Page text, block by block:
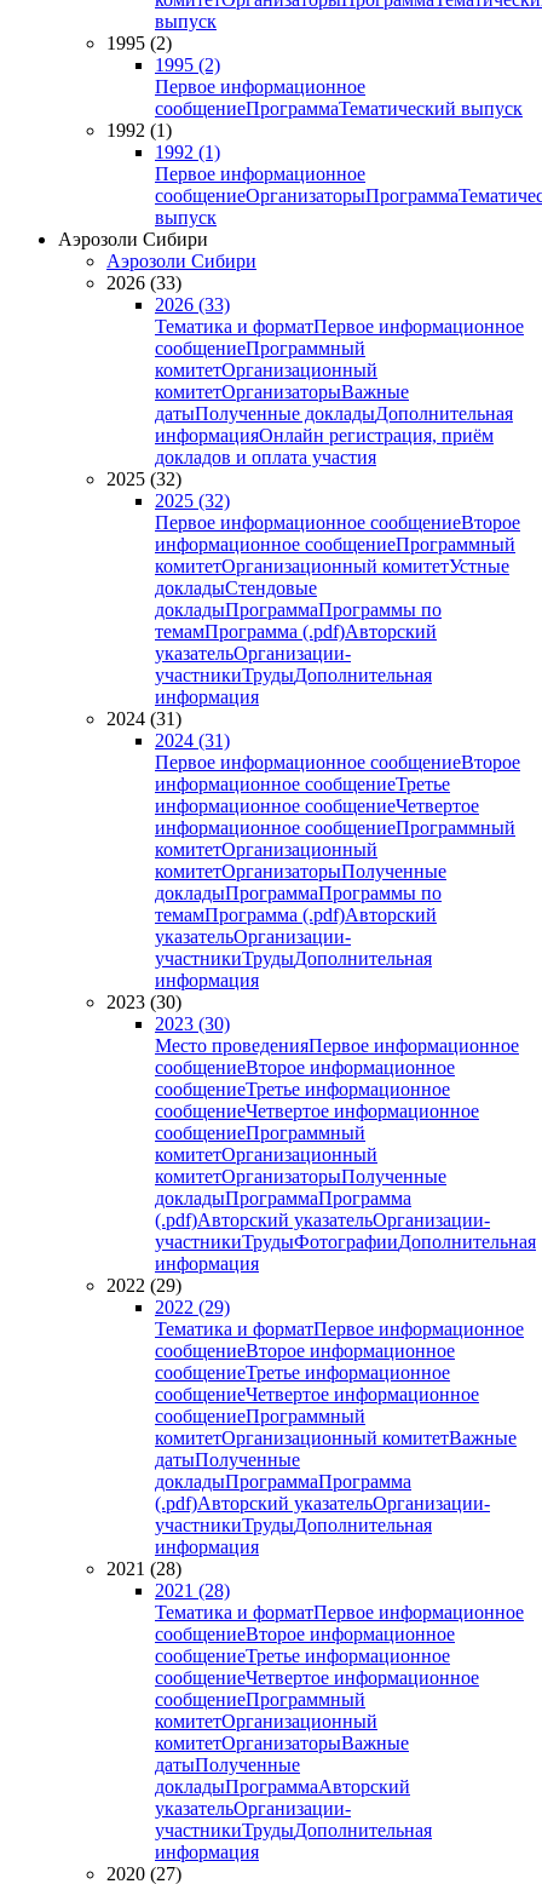
выпуск
1995 (2)
1995 (2)
Первое информационное
сообщениеПрограммаТематический выпуск
1992 (1)
1992 (1)
Первое информационное
сообщениеОрганизаторыПрограмма
выпуск
Аэрозоли Сибири
Аэрозоли Сибири
2026 (33)
2026 (33)
Тематика и форматПервое информационное
сообщениеПрограммный
комитетОрганизационный
комитетОрганизаторыВажные
датыПолученные докладыДополнительная
информацияОнлайн регистрация, приём
докладов и оплата участия
2025 (32)
2025 (32)
Первое информационное сообщениеВторое
информационное сообщениеПрограммный
комитетОрганизационный комитетУстные
докладыСтендовые
докладыПрограммаПрограммы по
темамПрограмма (.pdf)Авторский
указательОрганизации-
участникиТрудыДополнительная
информация
2024 (31)
2024 (31)
Первое информационное сообщениеВторое
информационное сообщениеТретье
информационное сообщениеЧетвертое
информационное сообщениеПрограммный
комитетОрганизационный
комитетОрганизаторыПолученные
докладыПрограммаПрограммы по
темамПрограмма (.pdf)Авторский
указательОрганизации-
участникиТрудыДополнительная
информация
2023 (30)
2023 (30)
Место проведенияПервое информационное
сообщениеВторое информационное
сообщениеТретье информационное
сообщениеЧетвертое информационное
сообщениеПрограммный
комитетОрганизационный
комитетОрганизаторыПолученные
докладыПрограммаПрограмма
(.pdf)Авторский указательОрганизации-
участникиТрудыФотографииДополнительная
информация
2022 (29)
2022 (29)
Тематика и форматПервое информационное
сообщениеВторое информационное
сообщениеТретье информационное
сообщениеЧетвертое информационное
сообщениеПрограммный
комитетОрганизационный комитетВажные
датыПолученные
докладыПрограммаПрограмма
(.pdf)Авторский указательОрганизации-
участникиТрудыДополнительная
информация
2021 (28)
2021 (28)
Тематика и форматПервое информационное
сообщениеВторое информационное
сообщениеТретье информационное
сообщениеЧетвертое информационное
сообщениеПрограммный
комитетОрганизационный
комитетОрганизаторыВажные
датыПолученные
докладыПрограммаАвторский
указательОрганизации-
участникиТрудыДополнительная
информация
2020 (27)